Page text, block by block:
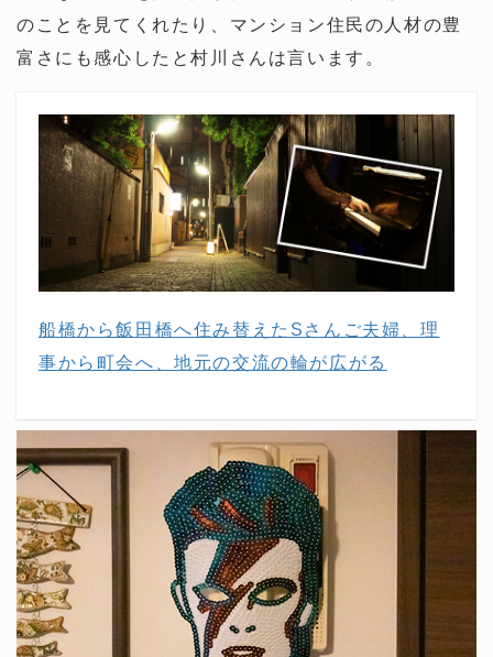
のことを見てくれたり、マンション住民の人材の豊
富さにも感心したと村川さんは言います。
船橋から飯田橋へ住み替えたSさんご夫婦、理
事から町会へ、地元の交流の輪が広がる